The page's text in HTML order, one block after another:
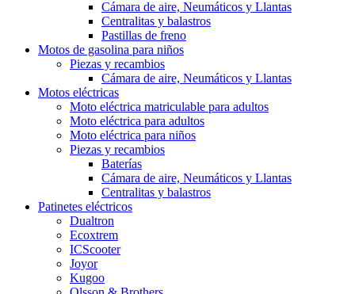
Cámara de aire, Neumáticos y Llantas
Centralitas y balastros
Pastillas de freno
Motos de gasolina para niños
Piezas y recambios
Cámara de aire, Neumáticos y Llantas
Motos eléctricas
Moto eléctrica matriculable para adultos
Moto eléctrica para adultos
Moto eléctrica para niños
Piezas y recambios
Baterías
Cámara de aire, Neumáticos y Llantas
Centralitas y balastros
Patinetes eléctricos
Dualtron
Ecoxtrem
ICScooter
Joyor
Kugoo